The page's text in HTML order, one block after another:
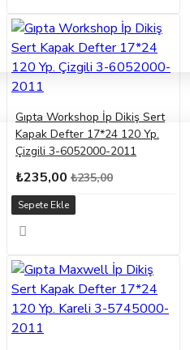
Gıpta Workshop İp Dikiş Sert
Kapak Defter 17*24 120 Yp.
Çizgili 3-6052000-2011
₺235,00 ₺235,00
Sepete Ekle